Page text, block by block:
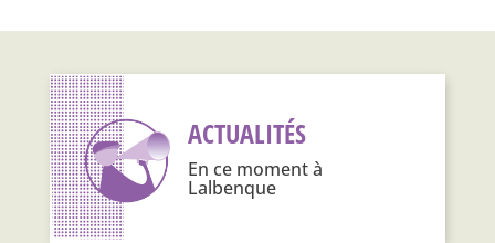
ACTUALITÉS
En ce moment à
Lalbenque